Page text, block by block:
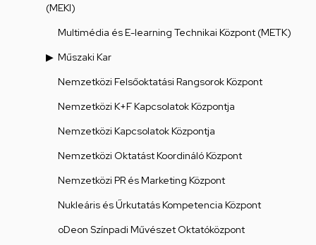
(MEKI)
Multimédia és E-learning Technikai Központ (METK)
Műszaki Kar
Nemzetközi Felsőoktatási Rangsorok Központ
Nemzetközi K+F Kapcsolatok Központja
Nemzetközi Kapcsolatok Központja
Nemzetközi Oktatást Koordináló Központ
Nemzetközi PR és Marketing Központ
Nukleáris és Űrkutatás Kompetencia Központ
oDeon Színpadi Művészet Oktatóközpont